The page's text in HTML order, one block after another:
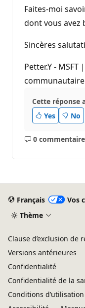
Faites-moi
dont vous avez
Sincères
Petter.Y -
Cette réponse
Yes
No
0
Aucun
Français
Vos
Thème
Clause d’exclusion de
Versions antérieures
Confidentialité
Confidentialité de la
Conditions d’utilisation